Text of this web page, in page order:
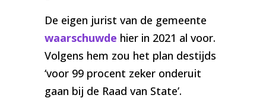
De eigen jurist van de gemeente
waarschuwde hier in 2021 al voor.
Volgens hem zou het plan destijds
‘voor 99 procent zeker onderuit
gaan bij de Raad van State’.